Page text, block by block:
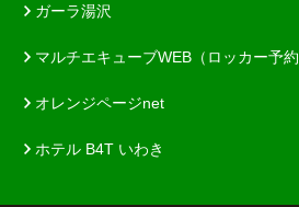
ガーラ湯沢
マルチエキューブWEB（ロッカー予約
オレンジページnet
ホテル B4T いわき